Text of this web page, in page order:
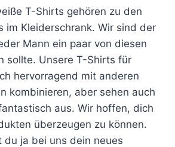
werden
mehrere
Varianten
auf.
Die
Optionen
können
auf
der
Produktseite
T-Shirts gehören zu den
im Kleiderschrank. Wir sind der
Mann ein paar von diesen
sollte. Unsere T-Shirts für
hervorragend mit anderen
kombinieren, aber sehen auch
aus. Wir hoffen, dich
überzeugen zu können.
du ja bei uns dein neues